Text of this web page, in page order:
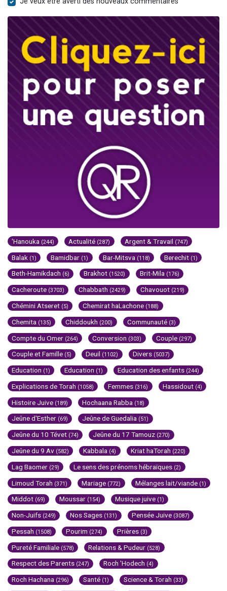
'Hanouka (244) Actualité (287) Argent & Travail (747)
Balak (1) Bamidbar (1) Bar-Mitsva (118) Berechit (1)
Beth-Hamikdach (6) Brakhot (1520) Brit-Mila (176)
Cacheroute (3703) Chabbath (2429) Chavouot (219)
Chémini Atseret (5) Chemirat haLachone (188)
Chemita (135) Chiddoukh (200) Communauté (3)
Compte du Omer (264) Conversion (303) Couple (297)
Couple et Famille (5) Deuil (1102) Divers (5037)
Education (1) Education (1) Education des enfants (244)
Explications de Torah (1058) Femmes (316) Hassidout (4)
Histoire Juive (189) Hochaana Rabba (18)
Jeûne d'Esther (69) Jeûne de Guedalia (51)
Jeûne du 10 Tévet (74) Jeûne du 17 Tamouz (270)
Jeûne du 9 Av (582) Kabbala (4) Kriat haTorah (220)
Lag Baomer (29) Le sens des prénoms hébraïques (2)
Limoud Torah (371) Mariage (772) Mélanges lait/viande (1)
Middot (69) Moussar (154) Musique juive (1)
Non-Juifs (249) Nos Sages (131) Pensée Juive (3087)
Pessah (1508) Pourim (274) Prières (3)
Pureté Familiale (578) Relations & Pudeur (528)
Respect des Parents (247) Roch 'Hodech (4)
Roch Hachana (296) Santé (1) Science & Torah (33)